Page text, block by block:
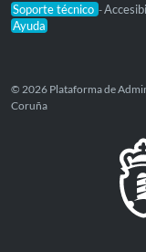
Soporte técnico -
Ayuda
© 2026 Plataforma de
Coruña